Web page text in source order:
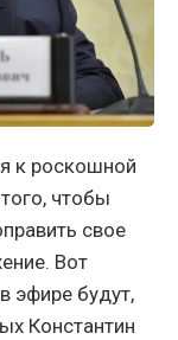
к роскошной
чтобы
свое
Вот
эфире будут,
Константин